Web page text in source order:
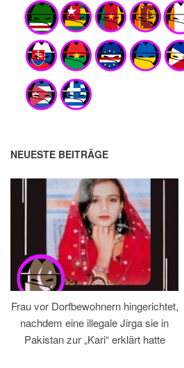
NEUESTE BEITRÄGE
Frau vor Dorfbewohnern hingerichtet,
nachdem eine illegale Jirga sie in
Pakistan zur „Kari“ erklärt hatte